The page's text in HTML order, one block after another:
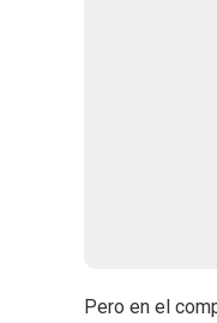
Pero en el